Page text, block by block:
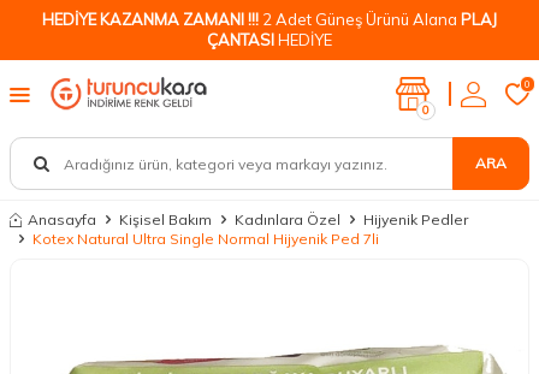
HEDİYE KAZANMA ZAMANI !!! 2 Adet Güneş Ürünü Alana PLAJ
ÇANTASIHEDİYE
ARA
0
0
Anasayfa Kişisel Bakım Kadınlara Özel
Hijyenik Pedler
Kotex Natural Ultra Single Normal Hijyenik Ped 7li